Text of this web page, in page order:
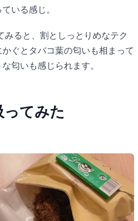
いる感じ。
みると、割としっとりめなテク
ぐとタバコ葉の匂いも相まって
匂いも感じられます。
ってみた